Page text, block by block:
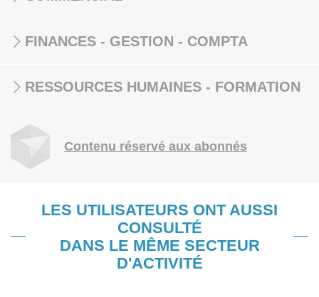
FINANCES - GESTION - COMPTA
RESSOURCES HUMAINES - FORMATION
Contenu réservé aux abonnés
LES UTILISATEURS ONT AUSSI
CONSULTÉ
DANS LE MÊME SECTEUR
D'ACTIVITÉ